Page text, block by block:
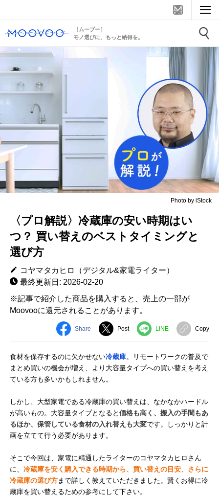
［ムーブー］
モノ選びに、もっと納得を。
Photo by iStock
〈プロ解説〉冷蔵庫の安い時期はい
つ？ 買い替えのベストタイミングと
選び方
コヤマタカヒロ（デジタル&家電ライター）
最終更新日: 2026-02-20
※記事で紹介した商品を購入すると、売上の一部が
Moovooに還元されることがあります。
Share Post LINE Copy
食材を保存するのに欠かせない冷蔵庫。リモートワークの普及で
まとめ買いの機会が増え、より大容量タイプへの買い替えを考え
ている方も多いかもしれません。
しかし、大型家電である冷蔵庫の買い替えは、なかなかハードル
が高いもの。大容量タイプとなると価格も高く、搬入の手間もあ
るほか、保管している食材の入れ替えも大変です。しっかりと計
画を立てて行う必要があります。
そこで今回は、家電に精通したライターのコヤマタカヒロさん
に、 冷蔵庫を安く購入できる時期から、買い替えの目安、さらに
冷蔵庫の選び方まで詳しく教えていただきました。賢くお得に冷
蔵庫を買い替えるための参考にして下さい。